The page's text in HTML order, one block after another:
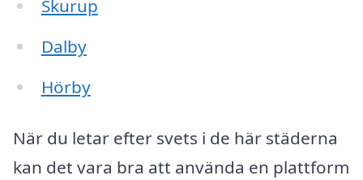
Skurup
Dalby
Hörby
När du letar efter svets i de här städerna
kan det vara bra att använda en plattform